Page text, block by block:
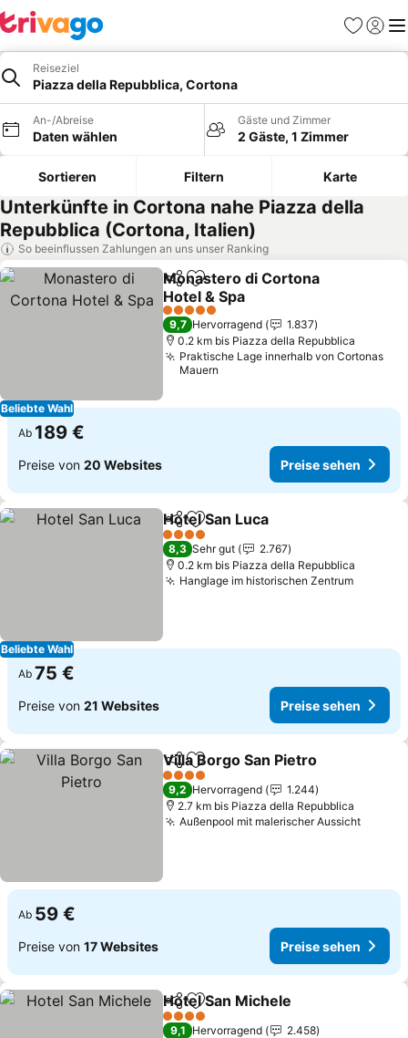
Favoriten
Reiseziel
Piazza della Repubblica, Cortona
An-/Abreise
Daten wählen
Gäste und Zimmer
2 Gäste, 1 Zimmer
Sortieren Filtern Karte
Unterkünfte in Cortona nahe Piazza della
Repubblica (Cortona, Italien)
So beeinflussen Zahlungen an uns unser Ranking
Beliebte Wahl
TeilenZu Favoriten hinzufügen
Monastero di Cortona
Hotel & Spa
Preise sehen
5 Sterne
9,7 Hervorragend
1.837
0.2 km bis Piazza della Repubblica
Praktische Lage innerhalb von Cortonas
Mauern
Ab 189 €
Preise von 20 Websites Preise sehen
Beliebte Wahl
TeilenZu Favoriten hinzufügen
Hotel San Luca
4 Sterne
8,3 Sehr gut
2.767
0.2 km bis Piazza della Repubblica
Hanglage im historischen ZentrumPreise
Ab 75 €
Preise von 21 Websites Preise sehen
TeilenZu Favoriten hinzufügen
Villa Borgo San Pietro
4 Sterne
9,2 Hervorragend
1.244
2.7 km bis Piazza della Repubblica
Außenpool mit malerischer AussichtPreise
Ab 59 €
Preise von 17 Websites Preise sehen
TeilenZu Favoriten hinzufügen
Hotel San Michele
4 Sterne
9,1 Hervorragend
2.458